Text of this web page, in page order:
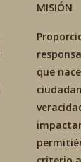
MISIÓN
que